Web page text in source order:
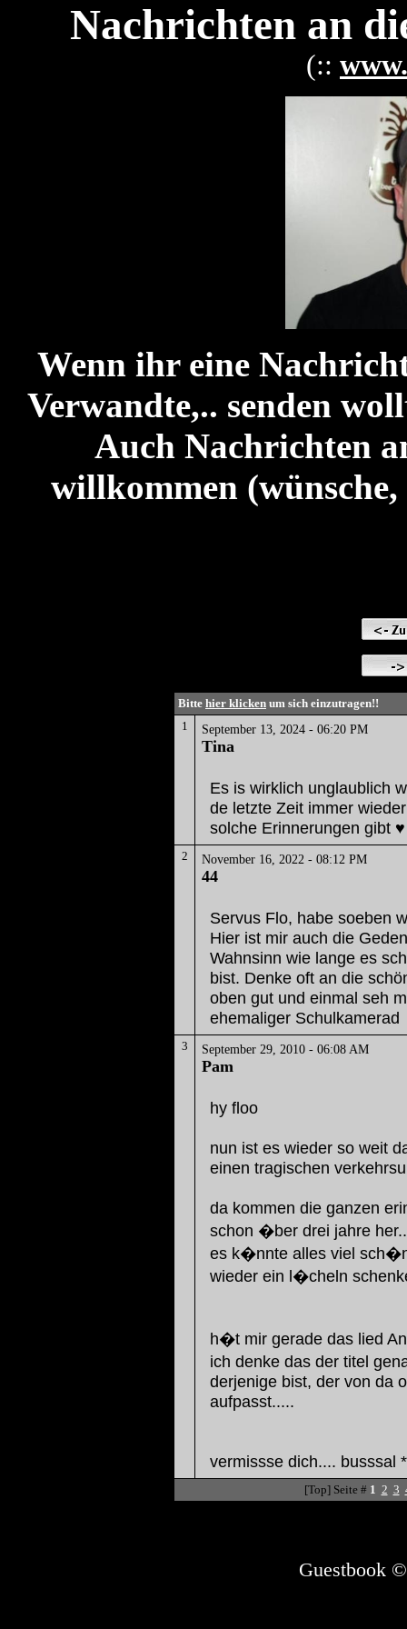
Nachrichten an
(::
Wenn ihr eine
Verwandte,.. senden
Auch Nachrichten
willkommen (wünsche,
Bitte hier klicken um sich einzutragen!!
1
September 13, 2024 - 06:20 PM
Tina
Es is wirklich unglaublich
de letzte Zeit immer
solche Erinnerungen gibt ♥️
2 November 16, 2022 - 08:12 PM
44
Servus Flo, habe soeben
Hier ist mir auch die
Wahnsinn wie lange es
bist. Denke oft an die
oben gut und einmal seh
ehemaliger Schulkamerad
3 September 29, 2010 - 06:08 AM
Pam
hy floo
nun ist es wieder so weit
einen tragischen
da kommen die ganzen
schon �ber drei jahre
es k�nnte alles viel
wieder ein l�cheln
h�t mir gerade das lied
ich denke das der titel
derjenige bist, der von da
aufpasst.....
vermissse dich.... busssal *
[Top] Seite # 1 2 3
Guestbook ©